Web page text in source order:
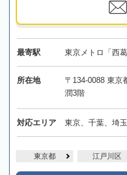
最寄駅 東京メトロ「西
所在地
〒134-0088 東京
潤3階
対応エリア 東京、千葉、埼
東京都 江戸川区